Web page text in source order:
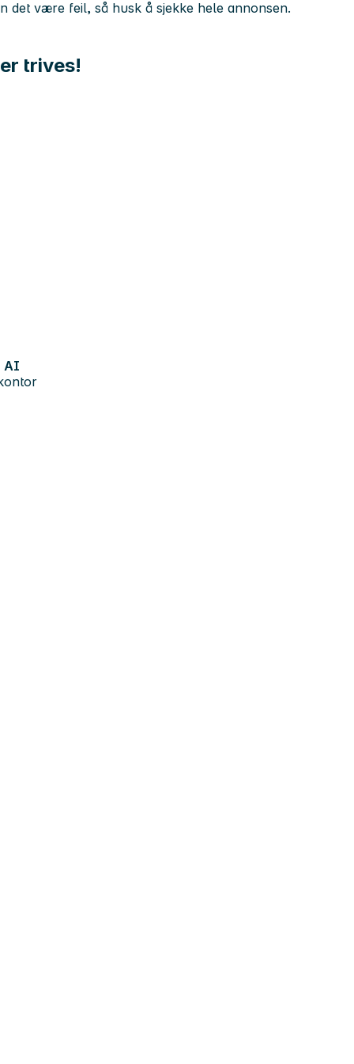
trives!
AI
det være feil, så husk å sjekke hele annonsen.